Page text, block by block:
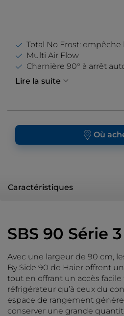
Total No Frost:
Multi Air Flow
Charnière 90° à arrêt
Lire la suite
Où
Caractéristiques
SBS 90 Série 3
Avec une largeur de 90 cm,
By Side 90 de Haier offrent
tout en offrant un accès facile
réfrigérateur qu’à ceux du
espace de rangement
conserver une grande